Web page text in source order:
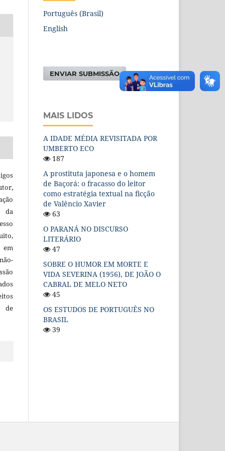
da
de
Português (Brasil)
English
ENVIAR SUBMISSÃO
MAIS LIDOS
A IDADE MÉDIA REVISITADA POR
UMBERTO ECO
187
A prostituta japonesa e o homem
de Baçorá: o fracasso do leitor
como estratégia textual na ficção
de Valêncio Xavier
63
O PARANÁ NO DISCURSO
LITERÁRIO
47
SOBRE O HUMOR EM MORTE E
VIDA SEVERINA (1956), DE JOÃO O
CABRAL DE MELO NETO
45
OS ESTUDOS DE PORTUGUÊS NO
BRASIL
39